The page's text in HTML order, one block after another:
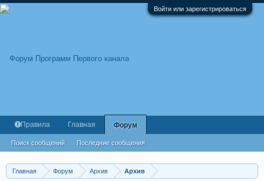
Войти или зарегистрироваться
Главная Форум Архив Архив
Правила Главная Форум
Поиск сообщений Последние сообщения